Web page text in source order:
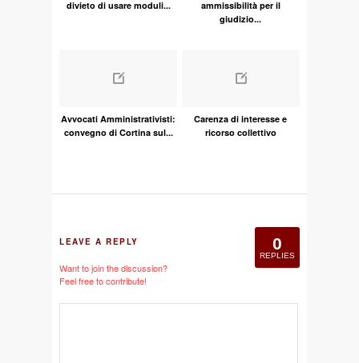
divieto di usare moduli...
ammissibilità per il
giudizio...
Avvocati Amministrativisti:
convegno di Cortina sul...
Carenza di interesse e
ricorso collettivo
0
REPLIES
LEAVE A REPLY
Want to join the discussion?
Feel free to contribute!